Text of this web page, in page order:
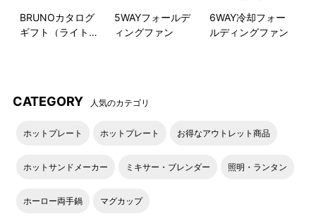
BRUNOカタログ
ギフト（ライトブ
5WAYフォールデ
ィングファン
6WAY冷却フォー
ルディングファン
CATEGORY 人気のカテゴリ
ホットプレート ホットプレート お得なアウトレット商品
ホットサンドメーカー ミキサー・ブレンダー 照明・ランタン
ホーロー両手鍋 マグカップ